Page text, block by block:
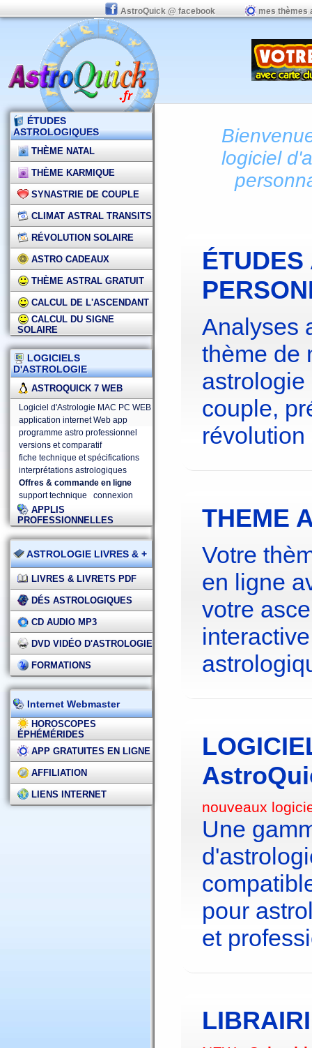
AstroQuick @ facebook mes thèmes
ÉTUDES
ASTROLOGIQUES
THÈME NATAL
THÈME KARMIQUE
SYNASTRIE DE COUPLE
CLIMAT ASTRAL TRANSITS
RÉVOLUTION SOLAIRE
ASTRO CADEAUX
THÈME ASTRAL GRATUIT
CALCUL DE L'ASCENDANT
CALCUL DU SIGNE
SOLAIRE
LOGICIELS
D'ASTROLOGIE
ASTROQUICK 7 WEB
Logiciel d'Astrologie MAC PC WEB
application internet Web app
programme astro professionnel
versions et comparatif
fiche technique et spécifications
interprétations astrologiques
Offres & commande en ligne
support technique
connexion
APPLIS
PROFESSIONNELLES
ASTROLOGIE LIVRES & +
LIVRES & LIVRETS PDF
DÉS ASTROLOGIQUES
CD AUDIO MP3
DVD VIDÉO D'ASTROLOGIE
FORMATIONS
Internet Webmaster
HOROSCOPES
ÉPHÉMÉRIDES
APP GRATUITES EN LIGNE
AFFILIATION
LIENS INTERNET
logiciel
Analyses
thème de
couple,
THEME
Votre
en ligne
votre
nouveaux
Une
pour
et